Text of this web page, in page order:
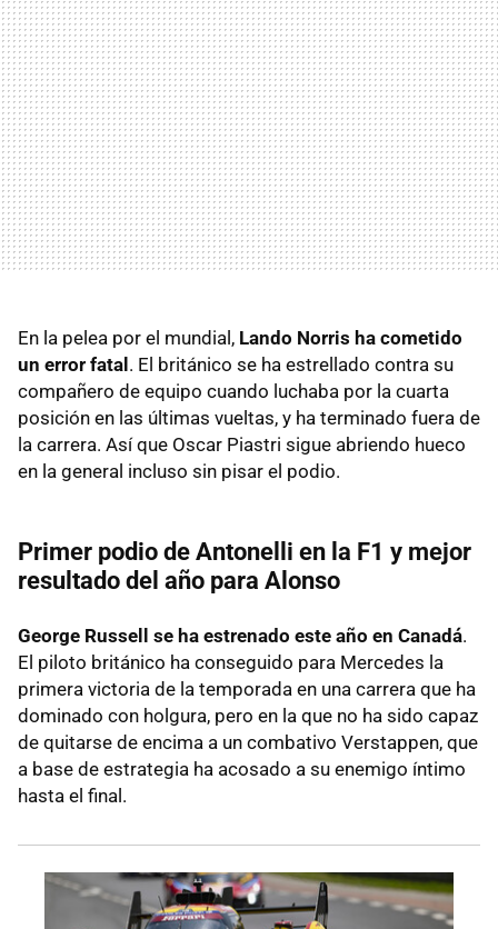
En la pelea por el mundial, Lando Norris ha cometido
un error fatal. El británico se ha estrellado contra su
compañero de equipo cuando luchaba por la cuarta
posición en las últimas vueltas, y ha terminado fuera de
la carrera. Así que Oscar Piastri sigue abriendo hueco
en la general incluso sin pisar el podio.
Primer podio de Antonelli en la F1 y mejor
resultado del año para Alonso
George Russell se ha estrenado este año en Canadá.
El piloto británico ha conseguido para Mercedes la
primera victoria de la temporada en una carrera que ha
dominado con holgura, pero en la que no ha sido capaz
de quitarse de encima a un combativo Verstappen, que
a base de estrategia ha acosado a su enemigo íntimo
hasta el final.